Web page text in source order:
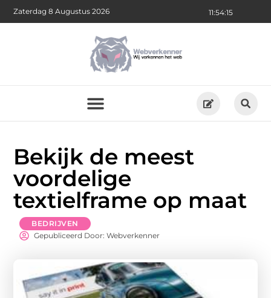
11:54:16
Zaterdag 8 Augustus 2026
Bekijk de meest
voordelige
textielframe op maat
BEDRIJVEN
Gepubliceerd Door: Webverkenner